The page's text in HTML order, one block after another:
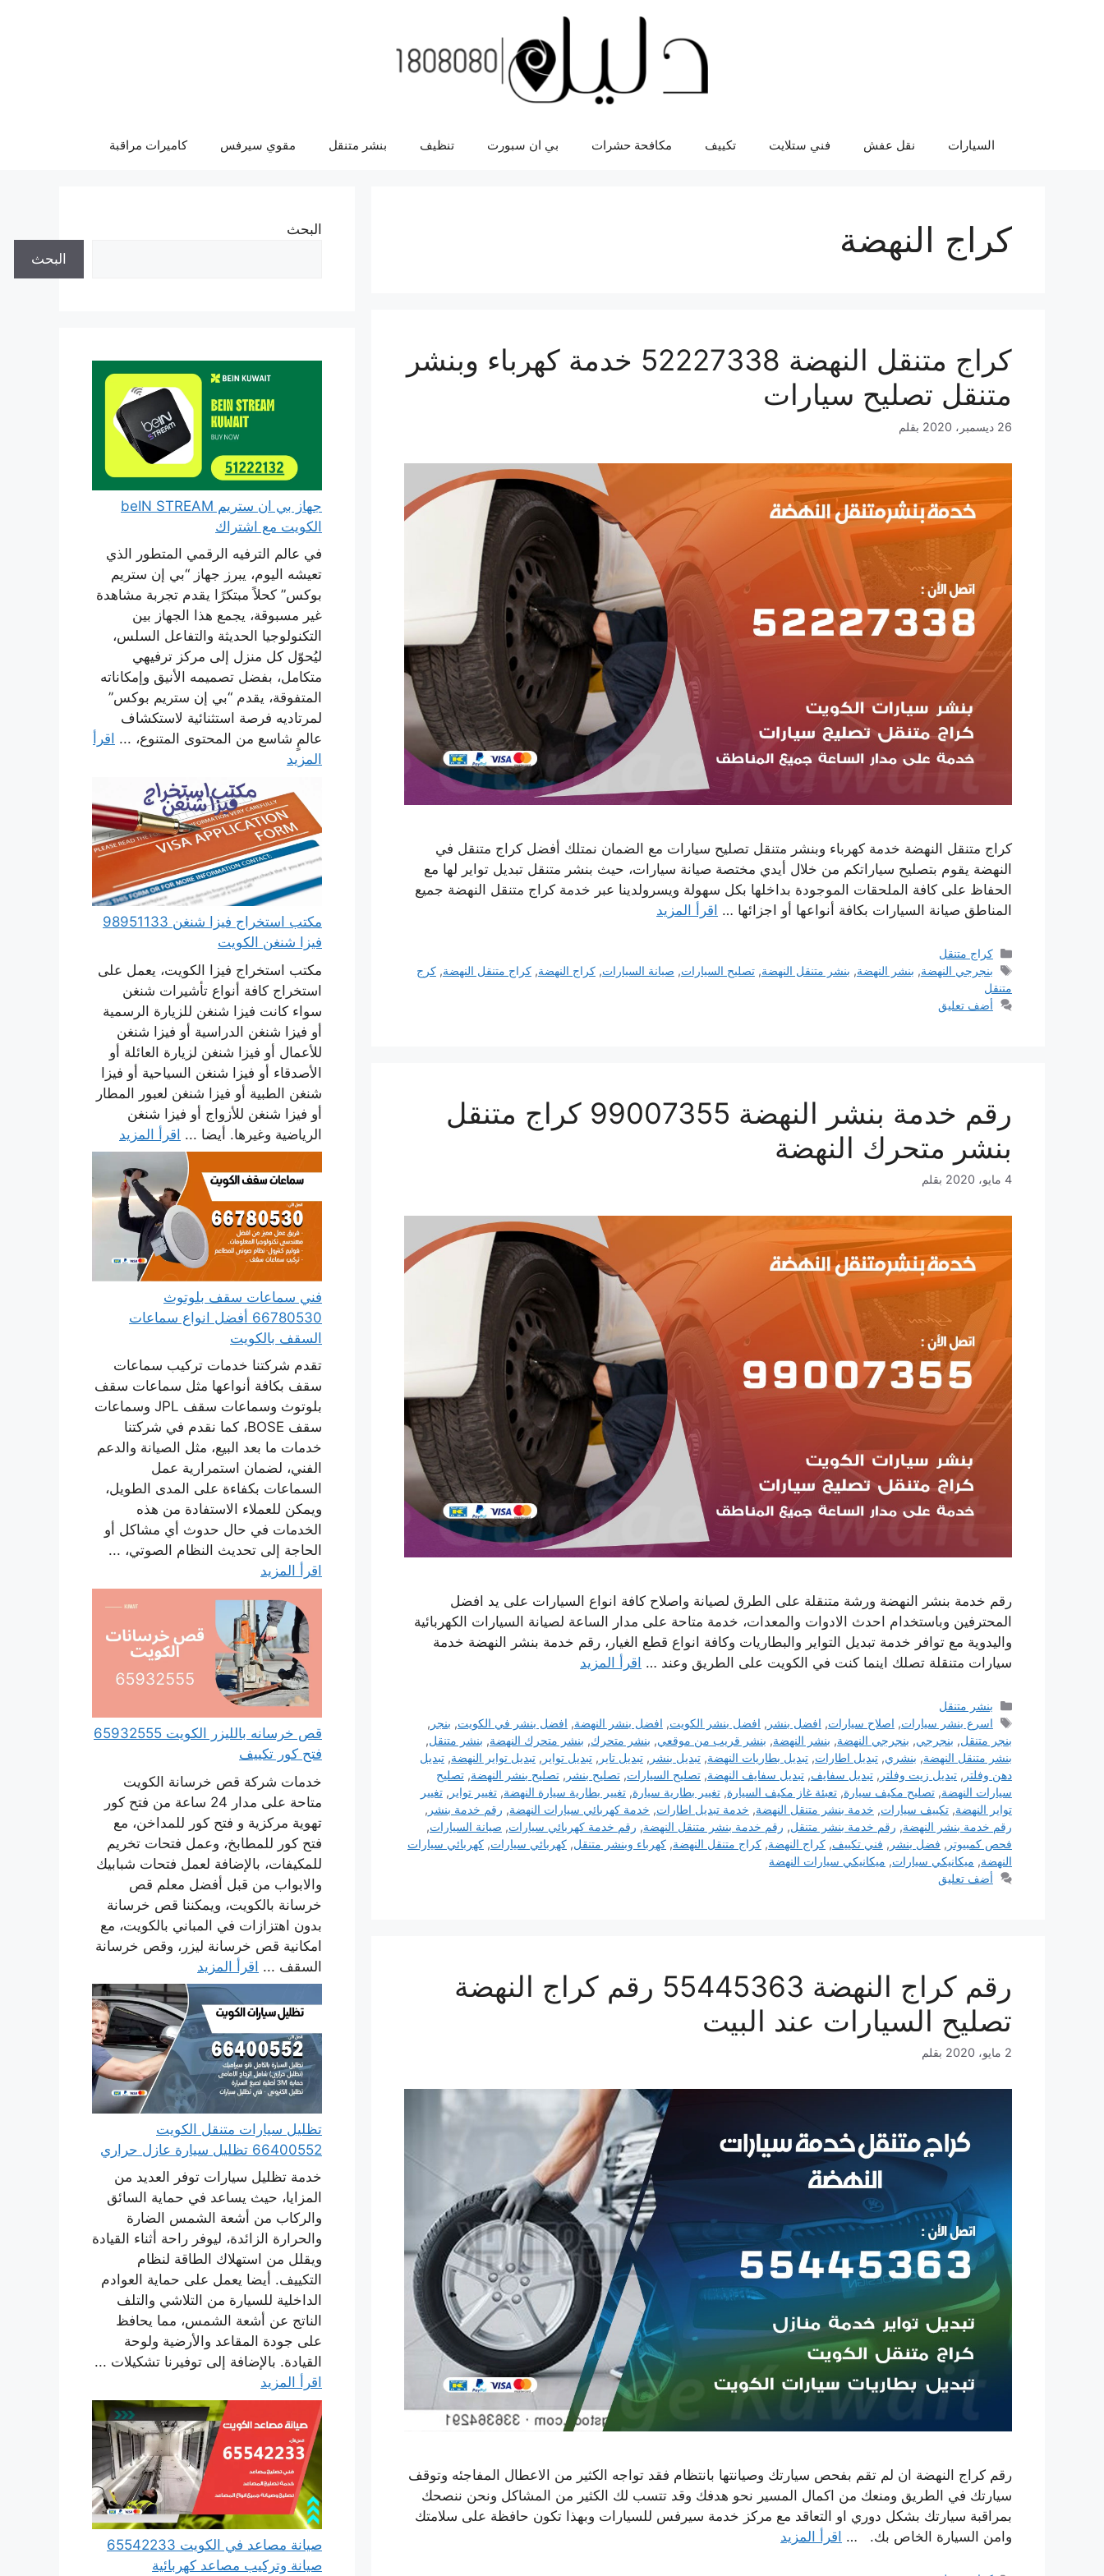
السيارات نقل عفش فني ستلايت تكييف مكافحة حشرات بي ان سبورت تنظيف بنشر متنقل مقوي سيرفس كاميرات مراقبة
كراج النهضة
كراج متنقل النهضة 52227338 خدمة كهرباء وبنشر
متنقل تصليح سيارات
26 ديسمبر، 2020 بقلم
كراج متنقل النهضة خدمة كهرباء وبنشر متنقل تصليح سيارات مع الضمان نمتلك أفضل كراج متنقل في
النهضة يقوم بتصليح سياراتكم من خلال أيدي مختصة صيانة سيارات، حيث بنشر متنقل تبديل تواير لها مع
الحفاظ على كافة الملحقات الموجودة بداخلها بكل سهولة ويسرولدينا عبر خدمة كراج متنقل النهضة جميع
المناطق صيانة السيارات بكافة أنواعها أو اجزائها … اقرأ المزيد
التصنيفات
كراج متنقل
الوسوم
بنجرجي النهضة, بنشر النهضة, بنشر متنقل النهضة,تصليح السيارات, صيانة السيارات,كراج النهضة,كراج متنقل النهضة,كرج
متنقل
أضف تعليق
رقم خدمة بنشر النهضة 99007355 كراج متنقل
بنشر متحرك النهضة
4 مايو، 2020 بقلم
رقم خدمة بنشر النهضة ورشة متنقلة على الطرق لصيانة واصلاح كافة انواع السيارات على يد افضل
المحترفين وباستخدام احدث الادوات والمعدات، خدمة متاحة على مدار الساعة لصيانة السيارات الكهربائية
واليدوية مع توافر خدمة تبديل التواير والبطاريات وكافة انواع قطع الغيار، رقم خدمة بنشر النهضة خدمة
سيارات متنقلة تصلك اينما كنت في الكويت على الطريق وعند … اقرأ المزيد
التصنيفات
بنشر متنقل
الوسوم
اسرع بنشر سيارات, اصلاح سيارات, افضل بنشر , افضل بنشر الكويت, افضل بنشر النهضة, افضل بنشر في الكويت, بنجر ,
بنجر متنقل, بنجرجي, بنجرجي النهضة, بنشر النهضة, بنشر قريب من موقعي, بنشر متحرك, بنشر متحرك النهضة, بنشر متنقل,
بنشر متنقل النهضة, بنشري, تبديل اطارات, تبديل بطاريات النهضة, تبديل بنشر , تبديل تاير , تبديل تواير , تبديل تواير النهضة, تبديل
دهن وفلتر , تبديل زيت وفلتر , تبديل سفايف, تبديل سفايف النهضة, تصليح السيارات, تصليح بنشر , تصليح بنشر النهضة, تصليح
سيارات النهضة, تصليح مكيف سيارة, تعبئة غاز مكيف السيارة, تغيير بطارية سيارة, تغيير بطارية سيارة النهضة, تغيير تواير , تغيير
تواير النهضة, تكييف سيارات, خدمة بنشر متنقل النهضة, خدمة تبديل اطارات, خدمة كهربائي سيارات النهضة, رقم خدمة بنشر ,
رقم خدمة بنشر النهضة, رقم خدمة بنشر متنقل, رقم خدمة بنشر متنقل النهضة, رقم خدمة كهربائي سيارات, صيانة السيارات,
فحص كمبيوتر , فضل بنشر , فني تكييف, كراج النهضة, كراج متنقل النهضة, كهرباء وبنشر متنقل, كهربائي سيارات, كهربائي سيارات
النهضة, ميكانيكي سيارات, ميكانيكي سيارات النهضة
أضف تعليق
رقم كراج النهضة 55445363 رقم كراج النهضة
تصليح السيارات عند البيت
2 مايو، 2020 بقلم
رقم كراج النهضة ان لم تقم بفحص سيارتك وصيانتها بانتظام فقد تواجه الكثير من الاعطال المفاجئه وتوقف
سيارتك في الطريق ومنعك من اكمال المسير نحو هدفك وقد تتسب لك الكثير من المشاكل ونحن ننصحك
بمراقبة سيارتك بشكل دوري او التعاقد مع مركز خدمة سيرفس للسيارات وبهذا تكون حافظة على سلامتك
وامن السيارة الخاص بك. … اقرأ المزيد
البحث
البحث
جهاز بي ان ستريم beIN STREAM
الكويت مع اشتراك
في عالم الترفيه الرقمي المتطور الذي
تعيشه اليوم، يبرز جهاز “بي إن ستريم
بوكس” كحلاً مبتكرًا يقدم تجربة مشاهدة
غير مسبوقة، يجمع هذا الجهاز بين
التكنولوجيا الحديثة والتفاعل السلس،
ليُحوّل كل منزل إلى مركز ترفيهي
متكامل، بفضل تصميمه الأنيق وإمكاناته
المتفوقة، يقدم “بي إن ستريم بوكس”
لمرتاديه فرصة استثنائية لاستكشاف
عالمٍ شاسع من المحتوى المتنوع، ... اقرأ
المزيد
مكتب استخراج فيزا شنغن 98951133
فيزا شنغن الكويت
مكتب استخراج فيزا الكويت، يعمل على
استخراج كافة أنواع تأشيرات شنغن
سواء كانت فيزا شنغن للزيارة الرسمية
أو فيزا شنغن الدراسية أو فيزا شنغن
للأعمال أو فيزا شنغن لزيارة العائلة أو
الأصدقاء أو فيزا شنغن السياحية أو فيزا
شنغن الطبية أو فيزا شنغن لعبور المطار
أو فيزا شنغن للأزواج أو فيزا شنغن
الرياضية وغيرها. أيضا ... اقرأ المزيد
فني سماعات سقف بلوتوث
66780530 أفضل انواع سماعات
السقف بالكويت
تقدم شركتنا خدمات تركيب سماعات
سقف بكافة أنواعها مثل سماعات سقف
بلوتوث وسماعات سقف JPL وسماعات
سقف BOSE، كما نقدم في شركتنا
خدمات ما بعد البيع، مثل الصيانة والدعم
الفني، لضمان استمرارية عمل
السماعات بكفاءة على المدى الطويل،
ويمكن للعملاء الاستفادة من هذه
الخدمات في حال حدوث أي مشاكل أو
الحاجة إلى تحديث النظام الصوتي، ...
اقرأ المزيد
قص خرسانه بالليزر الكويت 65932555
فتح كور تكييف
خدمات شركة قص خرسانة الكويت
متاحة على مدار 24 ساعة من فتح كور
تهوية مركزية و فتح كور للمداخن، مع
فتح كور للمطابخ، وعمل فتحات تخريم
للمكيفات، بالإضافة لعمل فتحات شبابيك
والابواب من قبل أفضل معلم قص
خرسانة بالكويت، ويمكننا قص خرسانة
بدون اهتزازات في المباني بالكويت، مع
امكانية قص خرسانة ليزر، وقص خرسانة
السقف ... اقرأ المزيد
تظليل سيارات متنقل الكويت
66400552 تظليل سيارة عازل حراري
خدمة تظليل سيارات توفر العديد من
المزايا، حيث يساعد في حماية السائق
والركاب من أشعة الشمس الضارة
والحرارة الزائدة، ليوفر راحة أثناء القيادة
ويقلل من استهلاك الطاقة لنظام
التكييف. أيضا يعمل على حماية العوادم
الداخلية للسيارة من التلاشي والتلف
الناتج عن أشعة الشمس، مما يحافظ
على جودة المقاعد والأرضية ولوحة
القيادة. بالإضافة إلى توفيرنا تشكيلات ...
اقرأ المزيد
صيانة مصاعد في الكويت 65542233
صيانة وتركيب مصاعد كهربائية